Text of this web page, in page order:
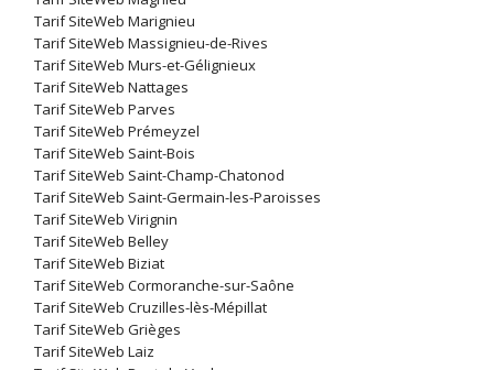
Tarif SiteWeb Marignieu
Tarif SiteWeb Massignieu-de-Rives
Tarif SiteWeb Murs-et-Gélignieux
Tarif SiteWeb Nattages
Tarif SiteWeb Parves
Tarif SiteWeb Prémeyzel
Tarif SiteWeb Saint-Bois
Tarif SiteWeb Saint-Champ-Chatonod
Tarif SiteWeb Saint-Germain-les-Paroisses
Tarif SiteWeb Virignin
Tarif SiteWeb Belley
Tarif SiteWeb Biziat
Tarif SiteWeb Cormoranche-sur-Saône
Tarif SiteWeb Cruzilles-lès-Mépillat
Tarif SiteWeb Grièges
Tarif SiteWeb Laiz